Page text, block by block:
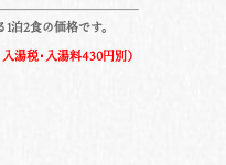
泊2食の価格です。
湯税･入湯料430円別）